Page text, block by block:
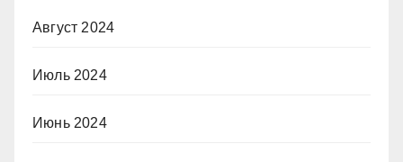
Август 2024
Июль 2024
Июнь 2024